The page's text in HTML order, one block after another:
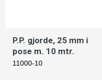
P.P. gjorde, 25 mm i
pose m. 10 mtr.
11000-10